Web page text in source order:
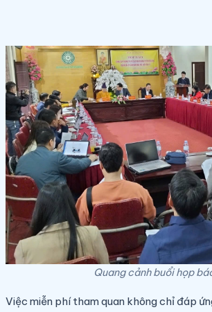
Quang cảnh buổi họp
Việc miễn phí tham quan không chỉ đáp